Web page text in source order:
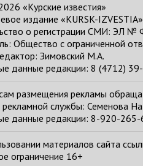
«Курские известия»
издание «KURSK-IZVESTIA»
о регистрации СМИ: ЭЛ
Общество с ограниченной
Зимовский М.А.
данные редакции: 8 (4712)
размещения рекламы
службы: Семенова
данные редакции: 8-920-
материалов сайта
ограничение 16+